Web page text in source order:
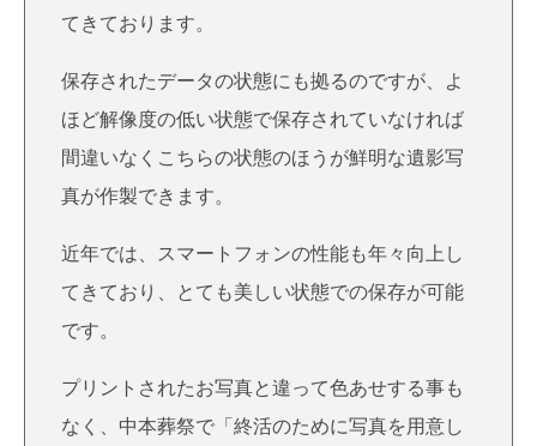
てきております。
保存されたデータの状態にも拠るのですが、よ
ほど解像度の低い状態で保存されていなければ
間違いなくこちらの状態のほうが鮮明な遺影写
真が作製できます。
近年では、スマートフォンの性能も年々向上し
てきており、とても美しい状態での保存が可能
です。
プリントされたお写真と違って色あせする事も
なく、中本葬祭で「終活のために写真を用意し